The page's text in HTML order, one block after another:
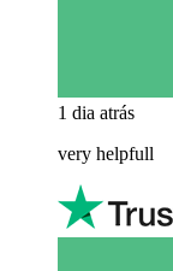
1 dia atrás
very helpfull